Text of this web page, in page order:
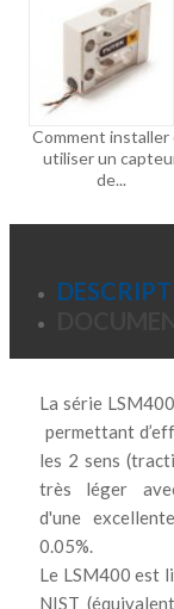
Comment installer
utiliser un
de...
La série
permettant
les 2 sens
très léger
d'une
0.05%.
Le LSM400 est
NIST